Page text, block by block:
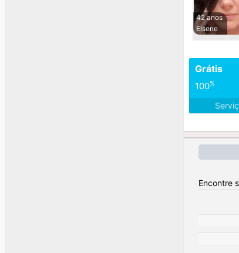
42 anos
Elsene
Grátis
100%
Encontre